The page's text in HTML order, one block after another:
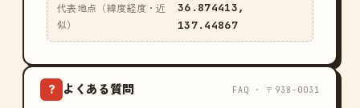
代表地点（緯度経度・近
似）
36.874413,
137.44867
? よくある質問 FAQ · 〒938-0031